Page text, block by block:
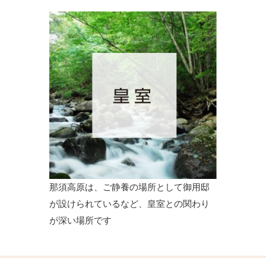
那須高原は、ご静養の場所として御用邸
が設けられているなど、皇室との関わり
が深い場所です